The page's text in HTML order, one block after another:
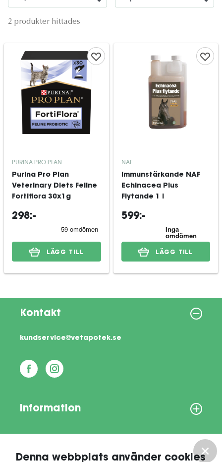
Denna webbplats använder cookies
2 produkter hittades
PURINA PRO PLAN
Purina Pro Plan
Veterinary Diets Feline
Fortiflora 30x1g
298:-
LÄGG TILL
NAF
Immunstärkande NAF
Echinacea Plus
Flytande 1 l
599:-
LÄGG TILL
Kontakt
kundservice@vetapotek.se
Information